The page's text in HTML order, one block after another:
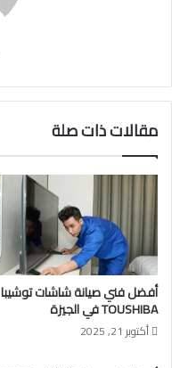
مقالات ذات صلة
أفضل فني صيانة شاشات توشيبا
TOUSHIBA في الجيزة
أكتوبر 21, 2025